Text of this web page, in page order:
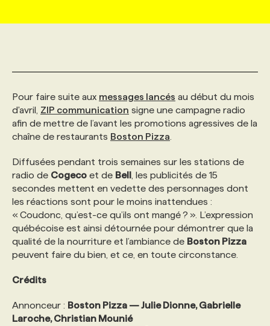
AFFAIRES DE L'INDUSTRIE
INITIATIVES NUMÉRIQUES
TENDANCES
WEB & MÉDIAS SOCIAUX
MARKETING DURABLE
ÉVÉNEMENTIEL
NOS AUTEUR‧RICES
INFOLETTRE PUBLICITÉ
ANNONCEZ AVEC NOUS
CONSULTER LA CVTHÈQUE
PROFIL ENTREPRISE
ANNONCEZ AVEC NOUS
VOIR LES OFFRES
PROFIL CANDIDAT
FAQ
ANNONCEZ AVEC NOUS
NOS FORMATIONS EN LIGNE
NOS PARCOURS DE FORMATIONS
NOS FORMATEUR‧RICES
POURQUOI CHOISIR NOS FORMATIONS
NOS TARIFS
CHASSE DE TÊTE
SERVICE DE CHASSE DE TÊTE
NOS EXPERTISES
FAQ
ANNONCEZ AVEC NOUS
Pour faire suite aux messages lancés au début du mois
d'avril, ZIP communication signe une campagne radio
afin de mettre de l’avant les promotions agressives de la
chaîne de restaurants Boston Pizza
Diffusées pendant trois semaines sur les stations de
radio de Cogeco et de Bell , les publicités de 15
secondes mettent en vedette des personnages dont
les réactions sont pour le moins inattendues :
« Coudonc, qu’est-ce qu’ils ont mangé ? ». L’expression
québécoise est ainsi détournée pour démontrer que la
qualité de la nourriture et l’ambiance de Boston Pizza
peuvent faire du bien, et ce, en toute circonstance.
Crédits
Annonceur : Boston Pizza — Julie Dionne, Gabrielle
Laroche, Christian Mounié